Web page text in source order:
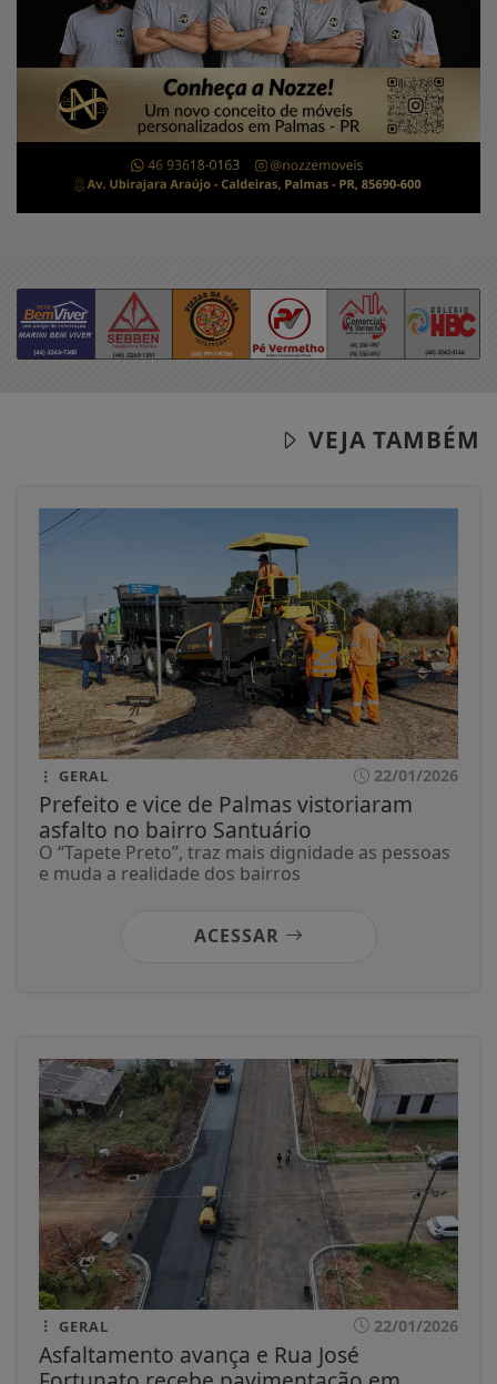
VEJA TAMBÉM
GERAL 22/01/2026
Prefeito e vice de Palmas vistoriaram
asfalto no bairro Santuário
O “Tapete Preto”, traz mais dignidade as pessoas
e muda a realidade dos bairros
ACESSAR
GERAL 22/01/2026
Asfaltamento avança e Rua José